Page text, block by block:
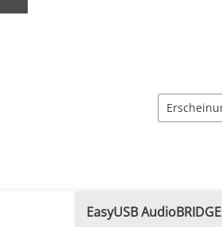
EasyUSB AudioBRIDGE